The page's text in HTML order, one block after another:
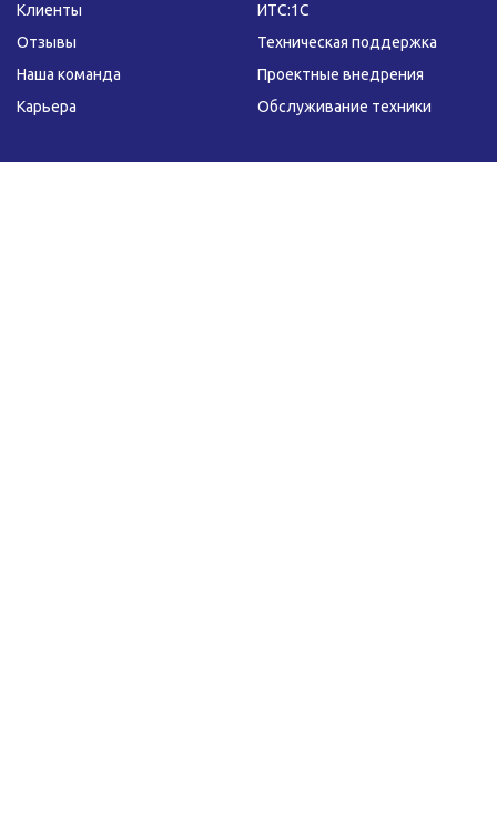
Клиенты
Отзывы
Наша команда
Карьера
ИТС:1С
Техническая поддержка
Проектные внедрения
Обслуживание техники